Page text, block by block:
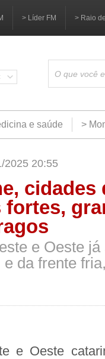
> Líder FM > Raio
e saúde >
2025 20:55
cidades
e Oeste
da frente
e Oeste